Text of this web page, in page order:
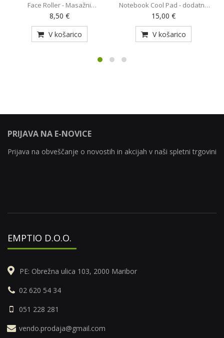
Face Roller - Masažni
pripomoček (AE-820)
8,50 €
V košarico
Notebook Cool Pad - dodatno
hlajenje za prenosnik z 2
ventilatorjema (MY-128)
15,00 €
V košarico
PRIJAVA NA E-NOVICE
Prijava na obveščanje o novostih in akcijah v naši spletni trgovini
EMPTIO D.O.O.
PE: Obrežna ulica 103, 2000 Maribor
02 620 54 34
051 228 281
vendo.prodaja@gmail.com